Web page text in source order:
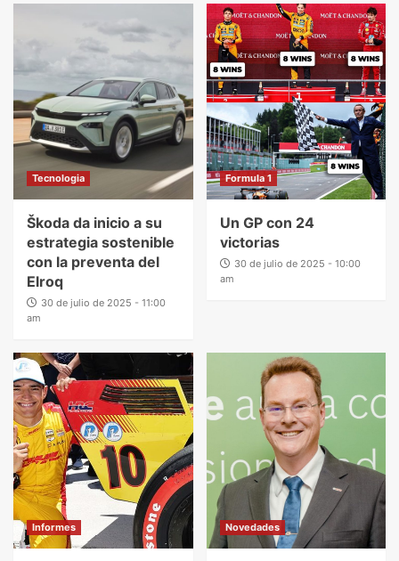
Tecnologia
Škoda da inicio a su
estrategia sostenible
con la preventa del
Elroq
30 de julio de 2025 - 11:00
am
Formula 1
Un GP con 24
victorias
30 de julio de 2025 - 10:00
am
Informes Novedades